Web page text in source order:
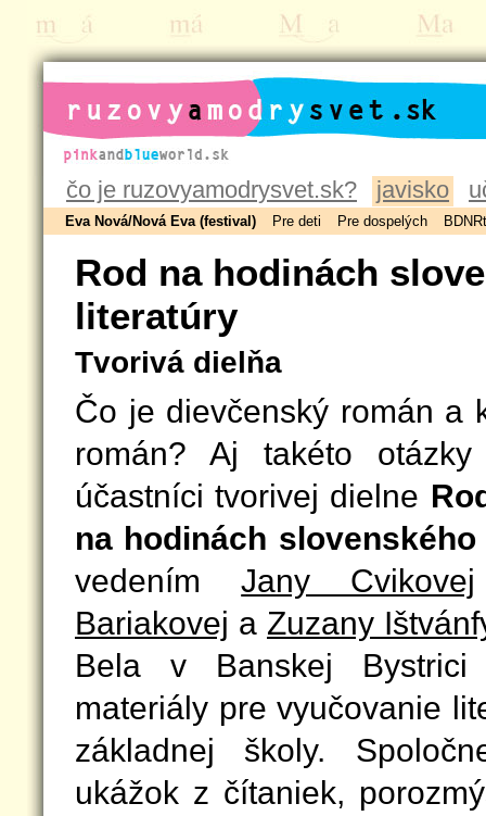
ruzovyamodrysvet.sk
čo je ruzovyamodrysvet.sk? javisko
Eva Nová/Nová Eva (festival) Pre deti Pre dospelých
Rod na hodinách
literatúry
Tvorivá dielňa
Čo je dievčenský román a
román? Aj takéto
účastníci tvorivej dielne
na hodinách
vedenímJany Cvikovej
Bariakovej a Zuzany
Bela v Banskej Bystrici
materiály pre vyučovanie
základnej školy.
ukážok z čítaniek,